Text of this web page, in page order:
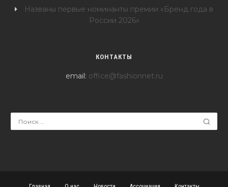
Названы первые номинанты премии «Бренд года в
России 2026»
КОНТАКТЫ
email: office@fashionnet.ru